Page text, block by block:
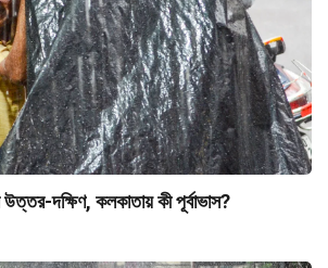
উত্তর-দক্ষিণ, কলকাতায় কী পূর্বাভাস?